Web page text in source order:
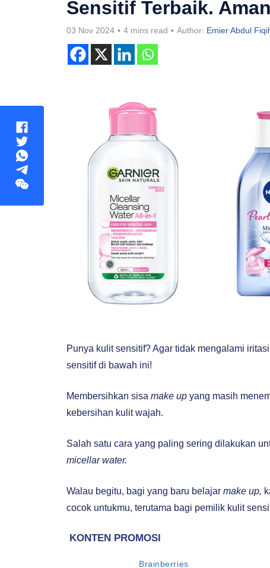
Sensitif Terbaik.
03 Nov 2024 4 mins read Author: Emier Abdul
Punya kulit sensitif? Agar tidak mengalami
sensitif di bawah ini!
Membersihkan sisa make up yang masih
kebersihan kulit wajah.
Salah satu cara yang paling sering dilakukan
micellar water.
Walau begitu, bagi yang baru belajar make up,
cocok untukmu, terutama bagi pemilik kulit